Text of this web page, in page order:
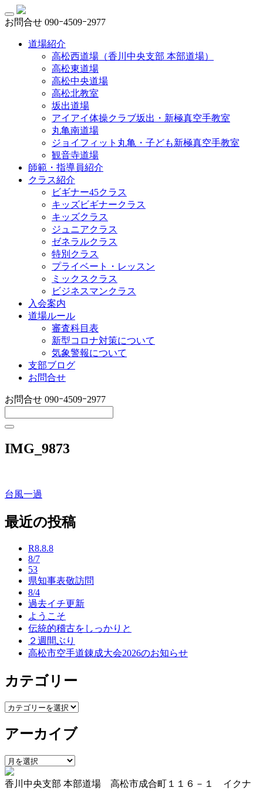
お問合せ 090ｰ4509ｰ2977
道場紹介
高松西道場（香川中央支部 本部道場）
高松東道場
高松中央道場
高松北教室
坂出道場
アイアイ体操クラブ坂出・新極真空手教室
丸亀南道場
ジョイフィット丸亀・子ども新極真空手教室
観音寺道場
師範・指導員紹介
クラス紹介
ビギナー45クラス
キッズビギナークラス
キッズクラス
ジュニアクラス
ゼネラルクラス
特別クラス
プライベート・レッスン
ミックスクラス
ビジネスマンクラス
入会案内
道場ルール
審査科目表
新型コロナ対策について
気象警報について
支部ブログ
お問合せ
お問合せ 090ｰ4509ｰ2977
IMG_9873
投
稿
台風一過
最近の投稿
R8.8.8
8/7
53
県知事表敬訪問
8/4
過去イチ更新
ようこそ
伝統的稽古をしっかりと
２週間ぶり
高松市空手道錬成大会2026のお知らせ
カテゴリー
カ
ゴ
ー
アーカイブ
ア
ー
カ
香川中央支部 本部道場 高松市成合町１１６－１ イクナ